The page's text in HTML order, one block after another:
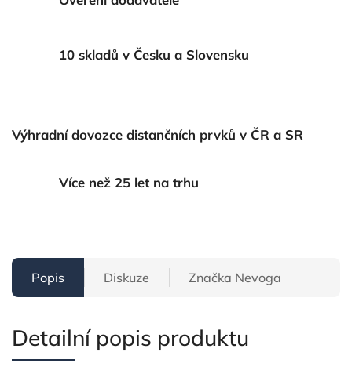
10 skladů v Česku a Slovensku
Výhradní dovozce distančních prvků v ČR a SR
Více než 25 let na trhu
Popis Diskuze Značka Nevoga
Detailní popis produktu